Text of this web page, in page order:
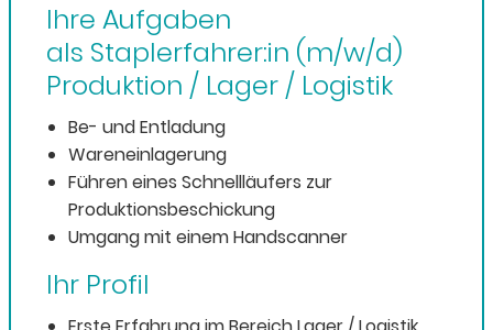
Ihre Aufgaben
als Staplerfahrer:in (m/w/d)
Produktion / Lager / Logistik
Be- und Entladung
Wareneinlagerung
Führen eines Schnellläufers zur
Produktionsbeschickung
Umgang mit einem Handscanner
Ihr Profil